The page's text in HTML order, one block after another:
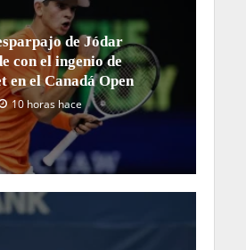
de Jódar
con el ingenio de
en el Canadá Open
10 horas hace